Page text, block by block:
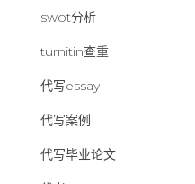
swot分析
turnitin查重
代写essay
代写案例
代写毕业论文